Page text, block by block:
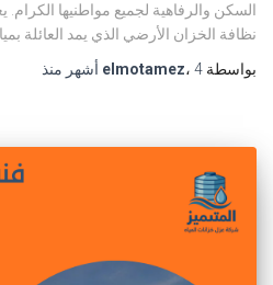
السكن والرفاهية لجميع مواطنيها
نظافة الخزان الأرضي الذي يمد العائلة
بواسطة
elmotamez، 4 أشهر منذ